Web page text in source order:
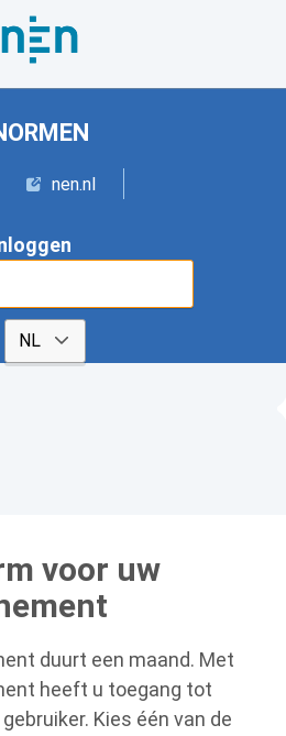
nen.nl
voor uw
duurt een maand. Met
heeft u toegang tot
Kies één van de